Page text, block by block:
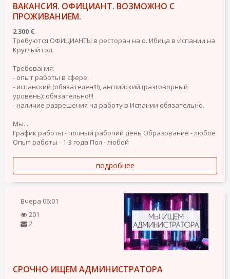
ВАКАНСИЯ. ОФИЦИАНТ. ВОЗМОЖНО С
ПРОЖИВАНИЕМ.
2 300 €
Требуются ОФИЦИАНТЫ в ресторан на о. Ибица в Испании на
Круглый год.
Требования:
- опыт работы в сфере;
- испанский (обязателен!!!), английский (разговорный
уровень); обязательно!!!
- наличие разрешения на работу в Испании обязательно.
Мы...
График работы - полный рабочий день Образование - любое
Опыт работы - 1-3 года Пол - любой
подробнее
Вчера 06:01
201
2
СРОЧНО ИЩЕМ АДМИНИСТРАТОРА